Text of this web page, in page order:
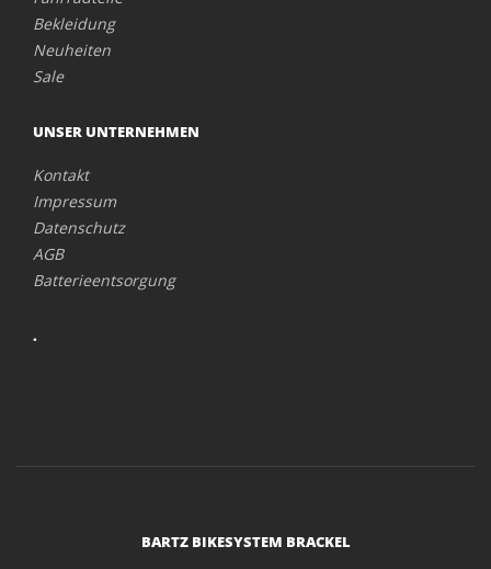
Bekleidung
Neuheiten
Sale
UNSER UNTERNEHMEN
Kontakt
Impressum
Datenschutz
AGB
Batterieentsorgung
.
BARTZ BIKESYSTEM BRACKEL